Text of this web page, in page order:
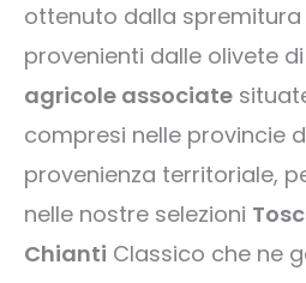
ottenuto dalla spremitura
provenienti dalle olivete
agricole associate
compresi nelle provincie
provenienza territoriale,
nelle nostre selezioni
Chianti Classico che ne